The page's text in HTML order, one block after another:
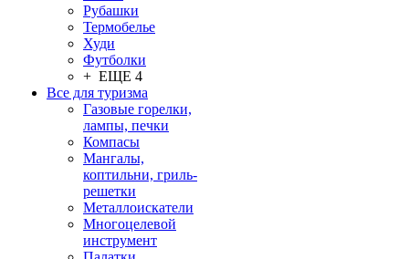
Рубашки
Термобелье
Худи
Футболки
+ ЕЩЕ 4
Все для туризма
Газовые горелки,
лампы, печки
Компасы
Мангалы,
коптильни, гриль-
решетки
Металлоискатели
Многоцелевой
инструмент